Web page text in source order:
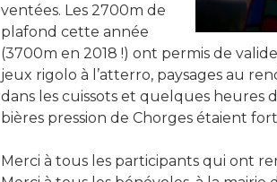
ventées. Les 2700m de
plafond cette année
(3700m en 2018 !) ont permis de
jeux rigolo à l’atterro, paysages au
dans les cuissots et quelques heures
bières pression de Chorges étaient
Merci à tous les participants qui ont